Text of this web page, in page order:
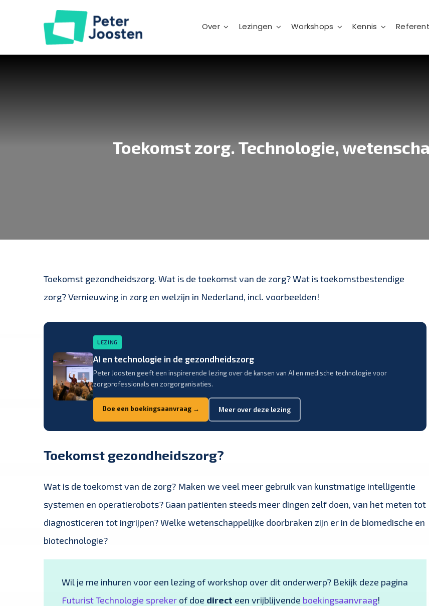
Over Lezingen Workshops Kennis
Toekomst zorg. Technologie,
Toekomst gezondheidszorg. Wat is de toekomst van de zorg? Wat is toekomstbestendige
zorg? Vernieuwing in zorg en welzijn in Nederland, incl. voorbeelden!
LEZING
AI en technologie in de gezondheidszorg
Peter Joosten geeft een inspirerende lezing over de kansen van AI en medische technologie voor
zorgprofessionals en zorgorganisaties.
Doe een boekingsaanvraag → Meer over deze lezing
Toekomst gezondheidszorg?
Wat is de toekomst van de zorg? Maken we veel meer gebruik van kunstmatige intelligentie
systemen en operatierobots? Gaan patiënten steeds meer dingen zelf doen, van het meten tot
diagnosticeren tot ingrijpen? Welke wetenschappelijke doorbraken zijn er in de biomedische en
biotechnologie?
Wil je me inhuren voor een lezing of workshop over dit onderwerp? Bekijk deze pagina
Futurist Technologie sprekerof doe direct een vrijblijvende boekingsaanvraag!